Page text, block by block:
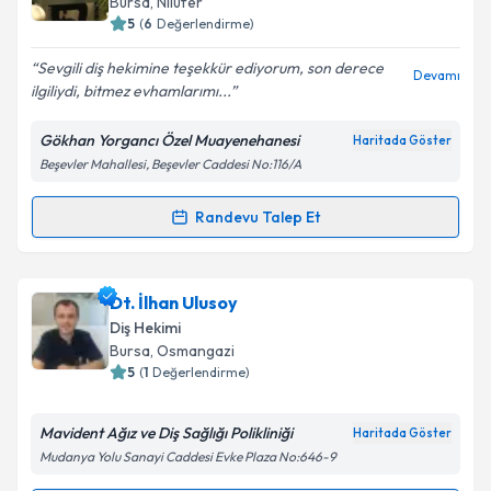
Kişisel verilerimin işlenmesine ilişkin
Aydınlatma
Metni'ni okudum ve kişisel verilerimin belirtilen
kapsamda işlenmesini kabul ediyorum.
5 (6 Değerlendirme)
Sevgili diş hekimine teşekkür ediyorum, son derece
ilgiliydi, bitmez evhamlarımı...
Devamı
Gökhan Yorgancı Özel Muayenehanesi Haritada Göster
Beşevler Mahallesi, Beşevler Caddesi No:116/A
Randevu Talep Et
Randevu Takvimi Talebi
Dt. Gökhan Yorgancıiçin randevu takvimi talebi
oluşturun. Size bu uzmandan randevu almanız için bir
takvim hazırlandığında e-posta ile bilgilendireceğiz.
Dt. İlhan Ulusoy
Diş Hekimi
Bursa, Osmangazi
5 (1 Değerlendirme)
Mavident Ağız ve Diş Sağlığı Polikliniği Haritada Göster
Mudanya Yolu Sanayi Caddesi Evke Plaza No:646-9